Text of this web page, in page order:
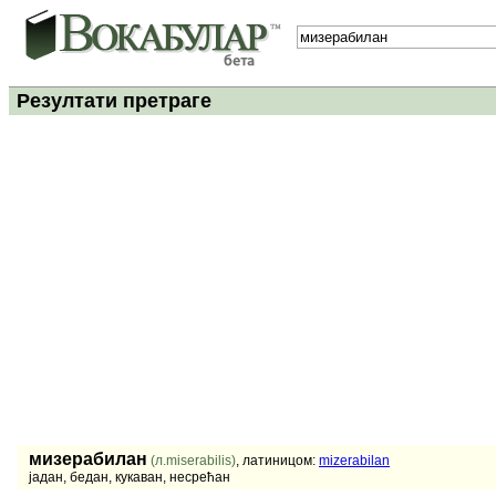
Резултати претраге
мизерабилан (л.miserabilis), латиницом: mizerabilan
јадан, бедан, кукаван, несрећан